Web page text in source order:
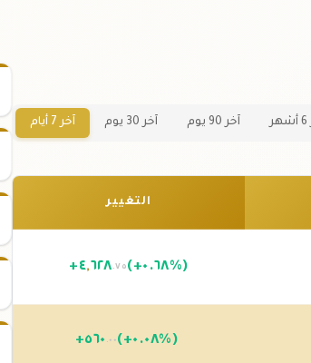
آخر 90 يوم آخر 30 يوم آخر 7 أيام
التغيير
+٤,٦٢٨ .٧٥ (+٠.٦٨%)
+٥٦٠ .٠٠ (+٠.٠٨%)